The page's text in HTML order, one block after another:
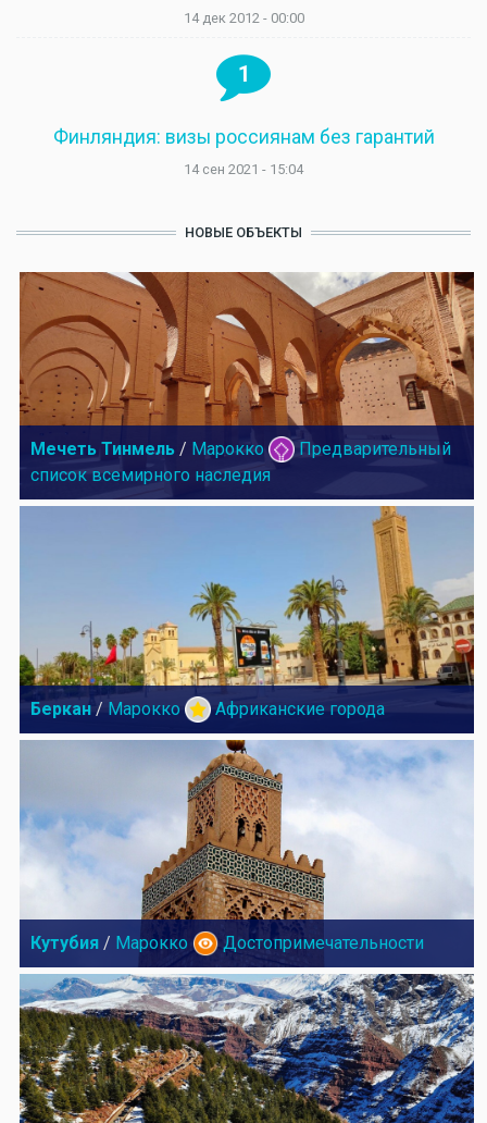
14 дек 2012 - 00:00
1
Финляндия: визы россиянам без гарантий
14 сен 2021 - 15:04
НОВЫЕ ОБЪЕКТЫ
Мечеть Тинмель / Марокко
Предварительный
список всемирного наследия
Беркан / Марокко Африканские города
Кутубия / Марокко Достопримечательности